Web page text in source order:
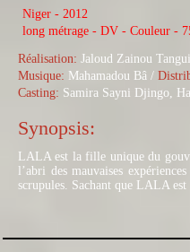
Niger - 2012
long métrage - DV - Couleur -
Réalisation: Jaloud Zainou
Musique: Mahamadou Bâ /
Casting: Samira Sayni Djingo,
Synopsis:
LALA est la fille unique du
l’abri des mauvaises
scrupules. Sachant que LALA